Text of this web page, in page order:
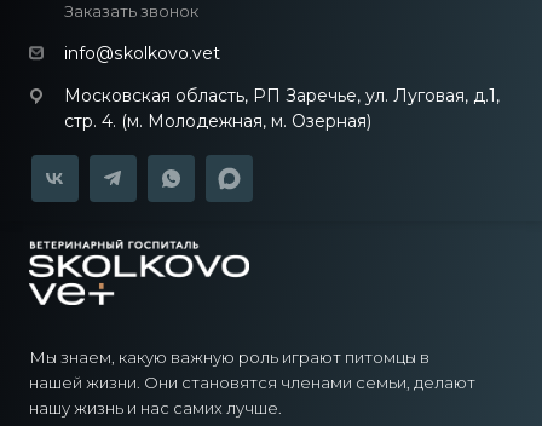
Заказать звонок
info@skolkovo.vet
Московская область, РП Заречье, ул. Луговая, д.1,
стр. 4. (м. Молодежная, м. Озерная)
Мы знаем, какую важную роль играют питомцы в
нашей жизни. Они становятся членами семьи, делают
нашу жизнь и нас самих лучше.